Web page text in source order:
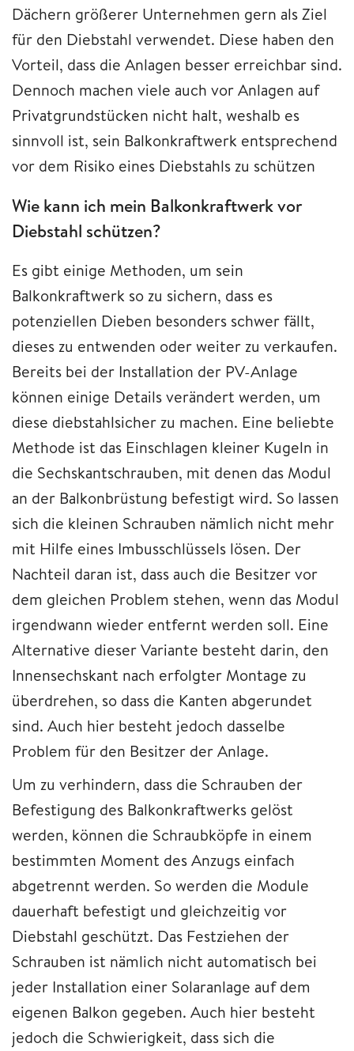
Dächern größerer Unternehmen gern als Ziel
für den Diebstahl verwendet. Diese haben den
Vorteil, dass die Anlagen besser erreichbar sind.
Dennoch machen viele auch vor Anlagen auf
Privatgrundstücken nicht halt, weshalb es
sinnvoll ist, sein Balkonkraftwerk entsprechend
vor dem Risiko eines Diebstahls zu schützen
Wie kann ich mein Balkonkraftwerk vor
Diebstahl schützen?
Es gibt einige Methoden, um sein
Balkonkraftwerk so zu sichern, dass es
potenziellen Dieben besonders schwer fällt,
dieses zu entwenden oder weiter zu verkaufen.
Bereits bei der Installation der PV-Anlage
können einige Details verändert werden, um
diese diebstahlsicher zu machen. Eine beliebte
Methode ist das Einschlagen kleiner Kugeln in
die Sechskantschrauben, mit denen das Modul
an der Balkonbrüstung befestigt wird. So lassen
sich die kleinen Schrauben nämlich nicht mehr
mit Hilfe eines Imbusschlüssels lösen. Der
Nachteil daran ist, dass auch die Besitzer vor
dem gleichen Problem stehen, wenn das Modul
irgendwann wieder entfernt werden soll. Eine
Alternative dieser Variante besteht darin, den
Innensechskant nach erfolgter Montage zu
überdrehen, so dass die Kanten abgerundet
sind. Auch hier besteht jedoch dasselbe
Problem für den Besitzer der Anlage.
Um zu verhindern, dass die Schrauben der
Befestigung des Balkonkraftwerks gelöst
werden, können die Schraubköpfe in einem
bestimmten Moment des Anzugs einfach
abgetrennt werden. So werden die Module
dauerhaft befestigt und gleichzeitig vor
Diebstahl geschützt. Das Festziehen der
Schrauben ist nämlich nicht automatisch bei
jeder Installation einer Solaranlage auf dem
eigenen Balkon gegeben. Auch hier besteht
jedoch die Schwierigkeit, dass sich die